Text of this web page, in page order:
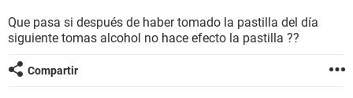
BIENESTAR
SEXUALIDAD
Que pasa si después de haber tomado la pastilla del día
siguiente tomas alcohol no hace efecto la pastilla ??
Compartir